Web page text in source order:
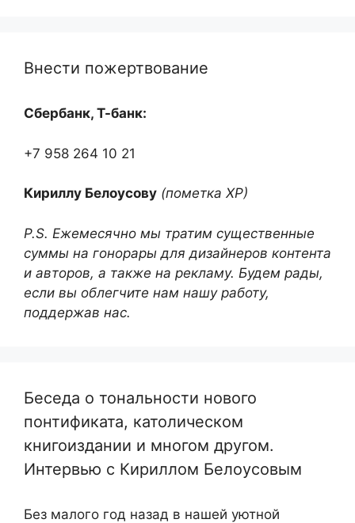
Внести пожертвование
Сбербанк, Т-банк:
+7 958 264 10 21
Кириллу Белоусову (пометка ХР)
P.S. Ежемесячно мы тратим существенные
суммы на гонорары для дизайнеров контента
и авторов, а также на рекламу. Будем рады,
если вы облегчите нам нашу работу,
поддержав нас.
Беседа о тональности нового
понтификата, католическом
книгоиздании и многом другом.
Интервью с Кириллом Белоусовым
Без малого год назад в нашей уютной